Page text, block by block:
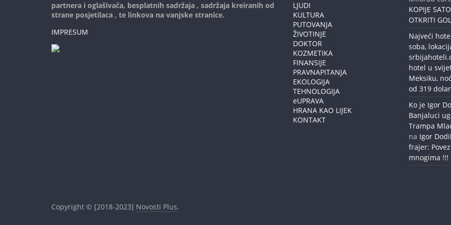
partnera i oglašivača, besplatnih sadržaja , sadržaja kreiranih od
strane posjetilaca , te linkova na vanjske stranice.
IMPRESUM
LJUDI
KULTURA
PUTOVANJA
ŽIVOTINJE
DOKTOR
KOZMETIKA
FINANSIJE
PRAVNAPITANJA
EKOLOGIJA
TEHNOLOGIJA
eUPRAVA
HRANA KAO LIJEK
KONTAKT
KOPIJE
OTKRITI
Najveći
soba,
hotel u
Meksiku,
od 319
Ko je Igor
Banjaluci
Trampa
na Igor
frajer:
mnogima !!!
Copyright © [2018-2023] Novosti Plus.